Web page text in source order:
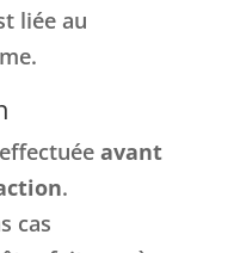
liée au
avant
.
cas